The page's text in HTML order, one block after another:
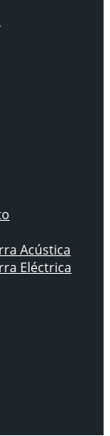
Acústica
Eléctrica